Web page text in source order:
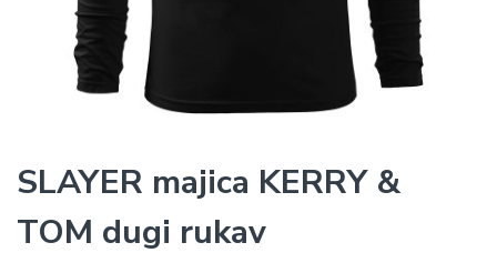
SLAYER majica KERRY &
TOM dugi rukav